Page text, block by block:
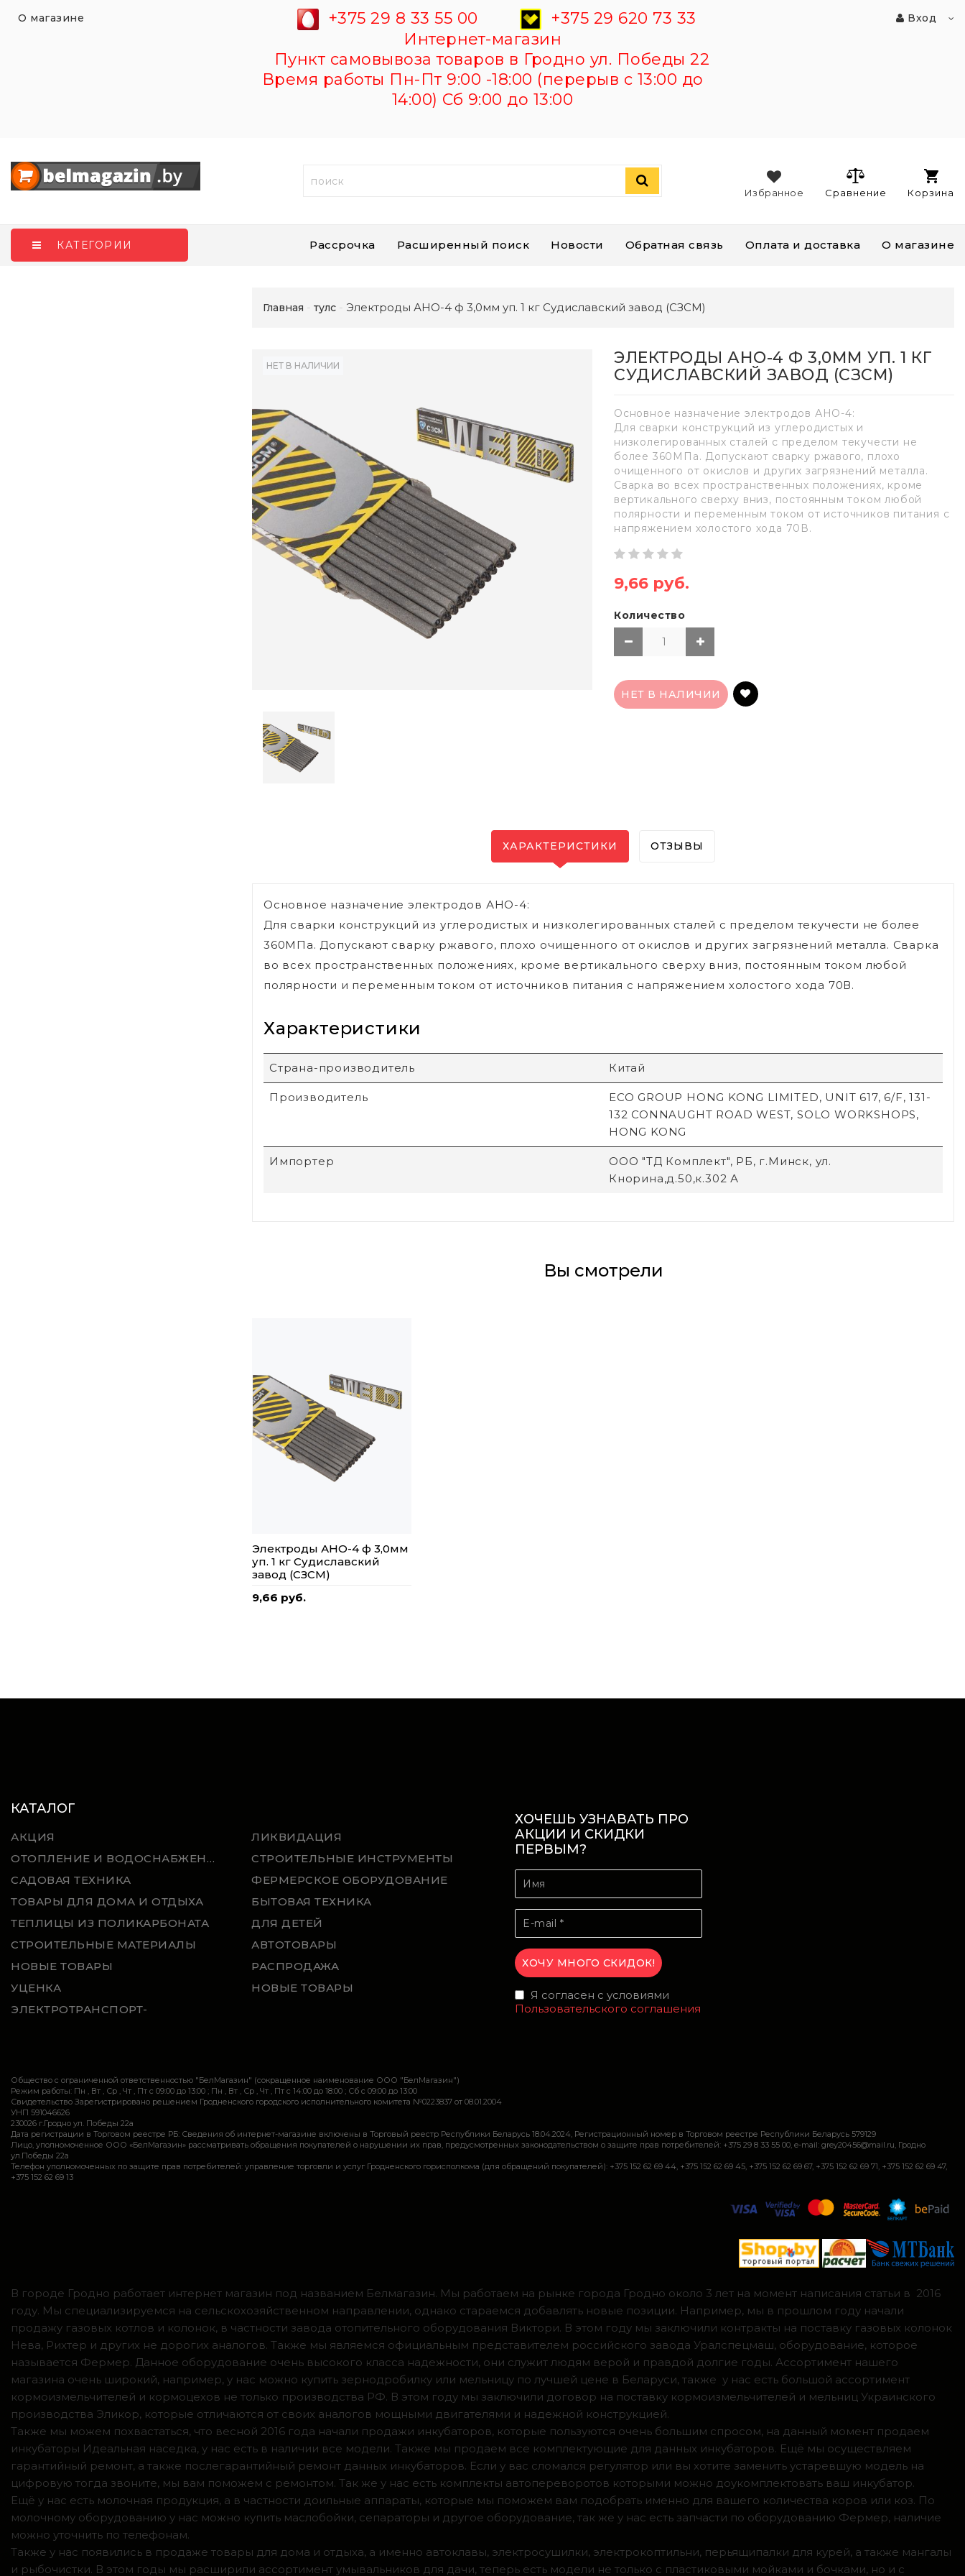
О магазине +375 29 8 33 55 00
+375 29 620 73 33
Интернет-магазин
Пункт самовывоза товаров в Гродно ул. Победы 22
Время работы Пн-Пт 9:00 -18:00 (перерыв с 13:00 до
14:00) Сб 9:00 до 13:00
Вход
Корзина
Сравнение
Избранное
КАТЕГОРИИ Рассрочка Расширенный поиск Новости Обратная связь Оплата и доставка О магазине
Главная тулс Электроды АНО-4 ф 3,0мм уп. 1 кг Судиславский завод (СЗСМ)
НЕТ В НАЛИЧИИ
ЭЛЕКТРОДЫ АНО-4 Ф 3,0ММ УП. 1 КГ
СУДИСЛАВСКИЙ ЗАВОД (СЗСМ)
Основное назначение электродов АНО-4:
Для сварки конструкций из углеродистых и
низколегированных сталей с пределом текучести не
более 360МПа. Допускают сварку ржавого, плохо
очищенного от окислов и других загрязнений металла.
Сварка во всех пространственных положениях, кроме
вертикального сверху вниз, постоянным током любой
полярности и переменным током от источников питания с
напряжением холостого хода 70В.
9,66 руб.
Количество
НЕТ В НАЛИЧИИ
ХАРАКТЕРИСТИКИ ОТЗЫВЫ
Основное назначение электродов АНО-4:
Для сварки конструкций из углеродистых и низколегированных сталей с пределом текучести не более
360МПа. Допускают сварку ржавого, плохо очищенного от окислов и других загрязнений металла. Сварка
во всех пространственных положениях, кроме вертикального сверху вниз, постоянным током любой
полярности и переменным током от источников питания с напряжением холостого хода 70В.
Характеристики
Страна-производитель Китай
Производитель
ECO GROUP HONG KONG LIMITED, UNIT 617, 6/F, 131-
132 CONNAUGHT ROAD WEST, SOLO WORKSHOPS,
HONG KONG
Импортер
ООО "ТД Комплект", РБ, г.Минск, ул.
Кнорина,д.50,к.302 А
Вы смотрели
Электроды АНО-4 ф 3,0мм
уп. 1 кг Судиславский
завод (СЗСМ)
9,66 руб.
КАТАЛОГ
АКЦИЯ
ЛИКВИДАЦИЯ
ОТОПЛЕНИЕ И ВОДОСНАБЖЕНИЕ
СТРОИТЕЛЬНЫЕ ИНСТРУМЕНТЫ
САДОВАЯ ТЕХНИКА
ФЕРМЕРСКОЕ ОБОРУДОВАНИЕ
ТОВАРЫ ДЛЯ ДОМА И ОТДЫХА
БЫТОВАЯ ТЕХНИКА
ТЕПЛИЦЫ ИЗ ПОЛИКАРБОНАТА
ДЛЯ ДЕТЕЙ
СТРОИТЕЛЬНЫЕ МАТЕРИАЛЫ
АВТОТОВАРЫ
НОВЫЕ ТОВАРЫ
РАСПРОДАЖА
УЦЕНКА
НОВЫЕ ТОВАРЫ
ЭЛЕКТРОТРАНСПОРТ-
ХОЧЕШЬ УЗНАВАТЬ ПРО
АКЦИИ И СКИДКИ
ПЕРВЫМ?
Я согласен с условиями
Пользовательского соглашения
Общество с ограниченной ответственностью "БелМагазин" (сокращенное наименование ООО "БелМагазин")
Режим работы: Пн , Вт , Ср , Чт , Пт c 09:00 до 13:00 ; Пн , Вт , Ср , Чт , Пт c 14:00 до 18:00 ; Сб c 09:00 до 13:00
Свидетельство Зарегистрировано решением Гродненского городского исполнительного комитета №0223837 от 08.01.2004
УНП 591046626
230026 г.Гродно ул. Победы 22а
Дата регистрации в Торговом реестре РБ: Сведения об интернет-магазине включены в Торговый реестр Республики Беларусь 18.04.2024, Регистрационный номер в Торговом реестре Республики Беларусь 579129
Лицо, уполномоченное ООО «БелМагазин» рассматривать обращения покупателей о нарушении их прав, предусмотренных законодательством о защите прав потребителей: +375 29 8 33 55 00, e-mail: grey20456@mail.ru, Гродно
ул.Победы 22а
Телефон уполномоченных по защите прав потребителей: управление торговли и услуг Гродненского горисполкома (для обращений покупателей): +375 152 62 69 44, +375 152 62 69 45, +375 152 62 69 67, +375 152 62 69 71, +375 152 62 69 47,
+375 152 62 69 13
В городе Гродно работает интернет магазин под названием Белмагазин. Мы работаем на рынке города Гродно около 3 лет на момент написания статьи в 2016
году. Мы специализируемся на сельскохозяйственном направлении, однако стараемся добавлять новые позиции. Например, мы в прошлом году начали
продажу газовых котлов и колонок, в частности завода отопительного оборудования Виктори. В этом году мы заключили контракты на поставку газовых колонок
Нева, Рихтер и других не дорогих аналогов. Также мы являемся официальным представителем российского завода Уралспецмаш, оборудование, которое
называется Фермер. Данное оборудование очень высокого класса надежности, они служит людям верой и правдой долгие годы. Ассортимент нашего
магазина очень широкий, например, у нас можно купить зернодробилку или мельницу по лучшей цене в Беларуси, также у нас есть большой ассортимент
кормоизмельчителей и кормоцехов не только производства РФ. В этом году мы заключили договор на поставку кормоизмельчителей и мельниц Украинского
производства Эликор, которые отличаются от своих аналогов мощными двигателями и надежной конструкцией.
Также мы можем похвастаться, что весной 2016 года начали продажи инкубаторов, которые пользуются очень большим спросом, на данный момент продаем
инкубаторы Идеальная наседка, у нас есть в наличии все модели. Также мы продаем все комплектующие для данных инкубаторов. Ещё мы осуществляем
гарантийный ремонт, а также послегарантийный ремонт данных инкубаторов. Если у вас сломался регулятор или вы хотите заменить устаревшую модель на
цифровую тогда звоните, мы вам поможем с ремонтом. Так же у нас есть комплекты автопереворотов которыми можно доукомплектовать ваш инкубатор.
Ещё у нас есть молочная продукция, а в частности доильные аппараты, которые мы поможем вам подобрать именно для вашего количества коров или коз. По
молочному оборудованию у нас можно купить маслобойки, сепараторы и другое оборудование, так же у нас есть запчасти по оборудованию Фермер, наличие
можно уточнить по телефонам.
Также у нас появились в продаже товары для дома и отдыха, а именно автоклавы, электросушилки, электрокоптильни, перьящипалки для курей, а также мангалы
и рыбочистки. В этом годы мы расширили ассортимент умывальников для дачи, теперь есть модели не только с пластиковыми мойками и бочками, но и с